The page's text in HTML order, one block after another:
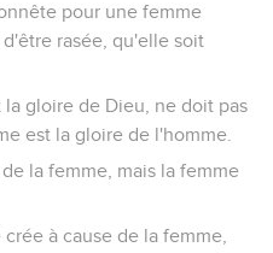
pour une femme
rasée, qu'elle soit
gloire de Dieu, ne doit pas
est la gloire de l'homme.
la femme, mais la femme
à cause de la femme,